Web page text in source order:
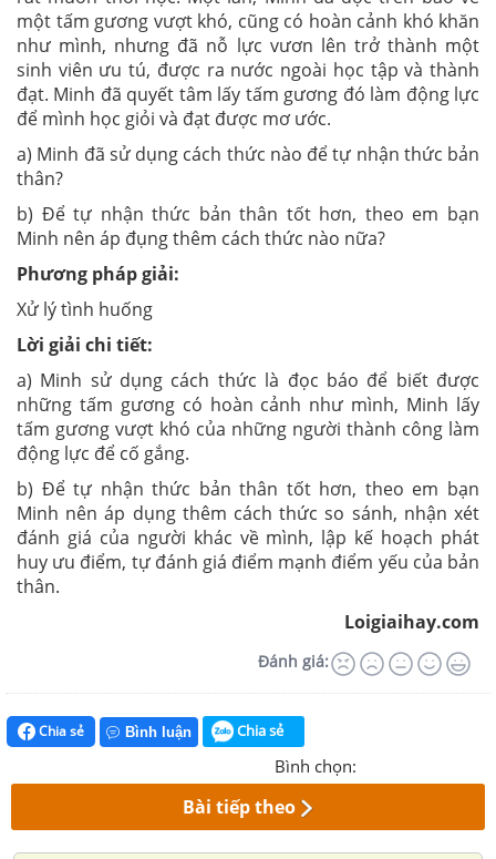
một tấm gương vượt khó, cũng có hoàn cảnh khó khăn
như mình, nhưng đã nỗ lực vươn lên trở thành một
sinh viên ưu tú, được ra nước ngoài học tập và thành
đạt. Minh đã quyết tâm lấy tấm gương đó làm động lực
để mình học giỏi và đạt được mơ ước.
a) Minh đã sử dụng cách thức nào để tự nhận thức bản
thân?
b) Để tự nhận thức bản thân tốt hơn, theo em bạn
Minh nên áp đụng thêm cách thức nào nữa?
Phương pháp giải:
Xử lý tình huống
Lời giải chi tiết:
a) Minh sử dụng cách thức là đọc báo để biết được
những tấm gương có hoàn cảnh như mình, Minh lấy
tấm gương vượt khó của những người thành công làm
động lực để cố gắng.
b) Để tự nhận thức bản thân tốt hơn, theo em bạn
Minh nên áp dụng thêm cách thức so sánh, nhận xét
đánh giá của người khác về mình, lập kế hoạch phát
huy ưu điểm, tự đánh giá điểm mạnh điểm yếu của bản
thân.
Loigiaihay.com
Đánh giá:
Chia sẻ Bình luận Chia sẻ
Bình chọn:
Bài tiếp theo